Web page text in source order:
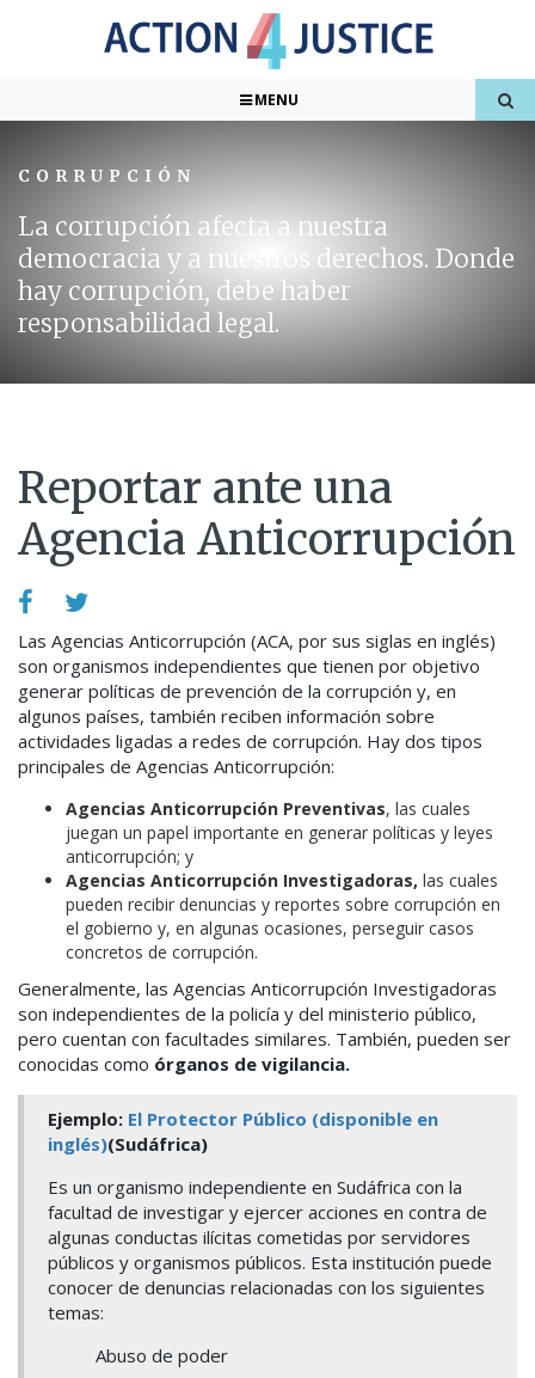
MENU
CORRUPCIÓN
La corrupción afecta a nuestra
democracia y a nuestros derechos. Donde
hay corrupción, debe haber
responsabilidad legal.
Reportar ante una
Agencia Anticorrupción
Las Agencias Anticorrupción (ACA, por sus siglas en inglés)
son organismos independientes que tienen por objetivo
generar políticas de prevención de la corrupción y, en
algunos países, también reciben información sobre
actividades ligadas a redes de corrupción. Hay dos tipos
principales de Agencias Anticorrupción:
Agencias Anticorrupción Preventivas, las cuales
juegan un papel importante en generar políticas y leyes
anticorrupción; y
Agencias Anticorrupción Investigadoras, las cuales
pueden recibir denuncias y reportes sobre corrupción en
el gobierno y, en algunas ocasiones, perseguir casos
concretos de corrupción.
Generalmente, las Agencias Anticorrupción Investigadoras
son independientes de la policía y del ministerio público,
pero cuentan con facultades similares. También, pueden ser
conocidas como órganos de vigilancia.
Ejemplo: El Protector Público (disponible en
inglés)(Sudáfrica)
Es un organismo independiente en Sudáfrica con la
facultad de investigar y ejercer acciones en contra de
algunas conductas ilícitas cometidas por servidores
públicos y organismos públicos. Esta institución puede
conocer de denuncias relacionadas con los siguientes
temas:
Abuso de poder